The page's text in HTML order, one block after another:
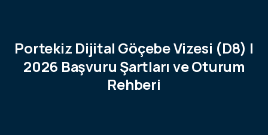
Portekiz Dijital GöçebeVizesi (D8) |
2026 Başvuru Şartları veOturum
Rehberi